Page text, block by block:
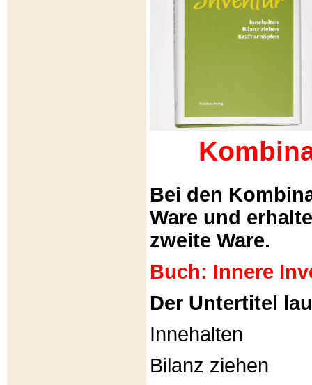
Bei den
Ware und
zweite Ware.
Buch: Innere
Der Untertitel
Innehalten
Bilanz ziehen